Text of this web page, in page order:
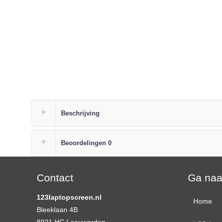
Beschrijving
Beoordelingen 0
Contact
123laptopscreen.nl
Bleeklaan 4B
Ga
Home